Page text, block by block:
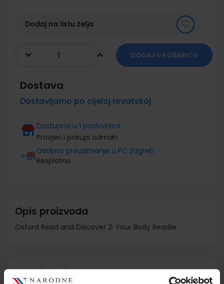
galleryDodaj na listu želja
DODAJ U KOŠARICU
Dostava
Dostavljamo po cijeloj Hrvatskoj
Dostupno u 1 poslovnica
Provjeri i pokupi odmah
Osobno preuzimanje u PC Zagreb
Besplatno
Opis proizvoda
Oxford Read and Discover 2: Your Body Reader
Detalji proizvoda